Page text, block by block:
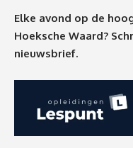
Elke avond op de
Hoeksche Waard?
nieuwsbrief.